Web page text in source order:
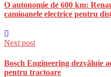
O autonomie de 600 km:
camioanele electrice pentru
Next post
Bosch Engineering dezvăluie
pentru tractoare